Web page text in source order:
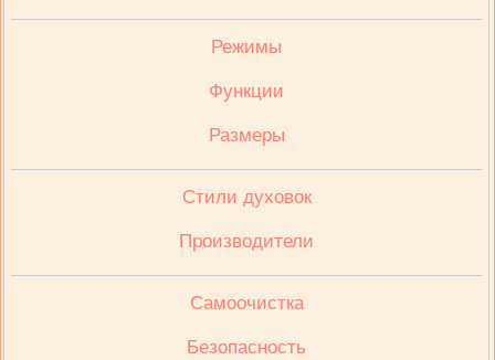
Режимы
Функции
Размеры
Стили духовок
Производители
Cамоочистка
Безопасность